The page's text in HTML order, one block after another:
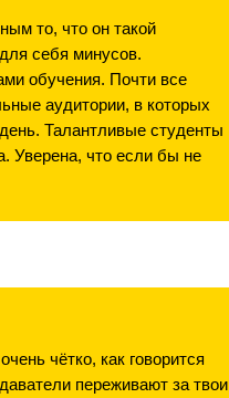
то, что он такой
себя минусов.
обучения. Почти все
аудитории, в которых
Талантливые студенты
Уверена, что если бы не
чётко, как говорится
переживают за твои